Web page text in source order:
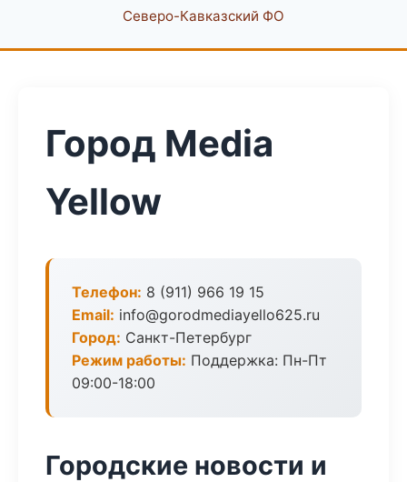
Северо-Кавказский ФО
Город Media
Yellow
Телефон: 8 (911) 966 19 15
Email: info@gorodmediayello625.ru
Город: Санкт-Петербург
Режим работы: Поддержка: Пн-Пт
09:00-18:00
Городские новости и